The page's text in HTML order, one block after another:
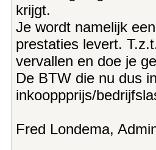
krijgt.
Je wordt namelijk
prestaties levert.
vervallen en doe je
De BTW die nu dus
inkooppprijs/
Fred Londema,